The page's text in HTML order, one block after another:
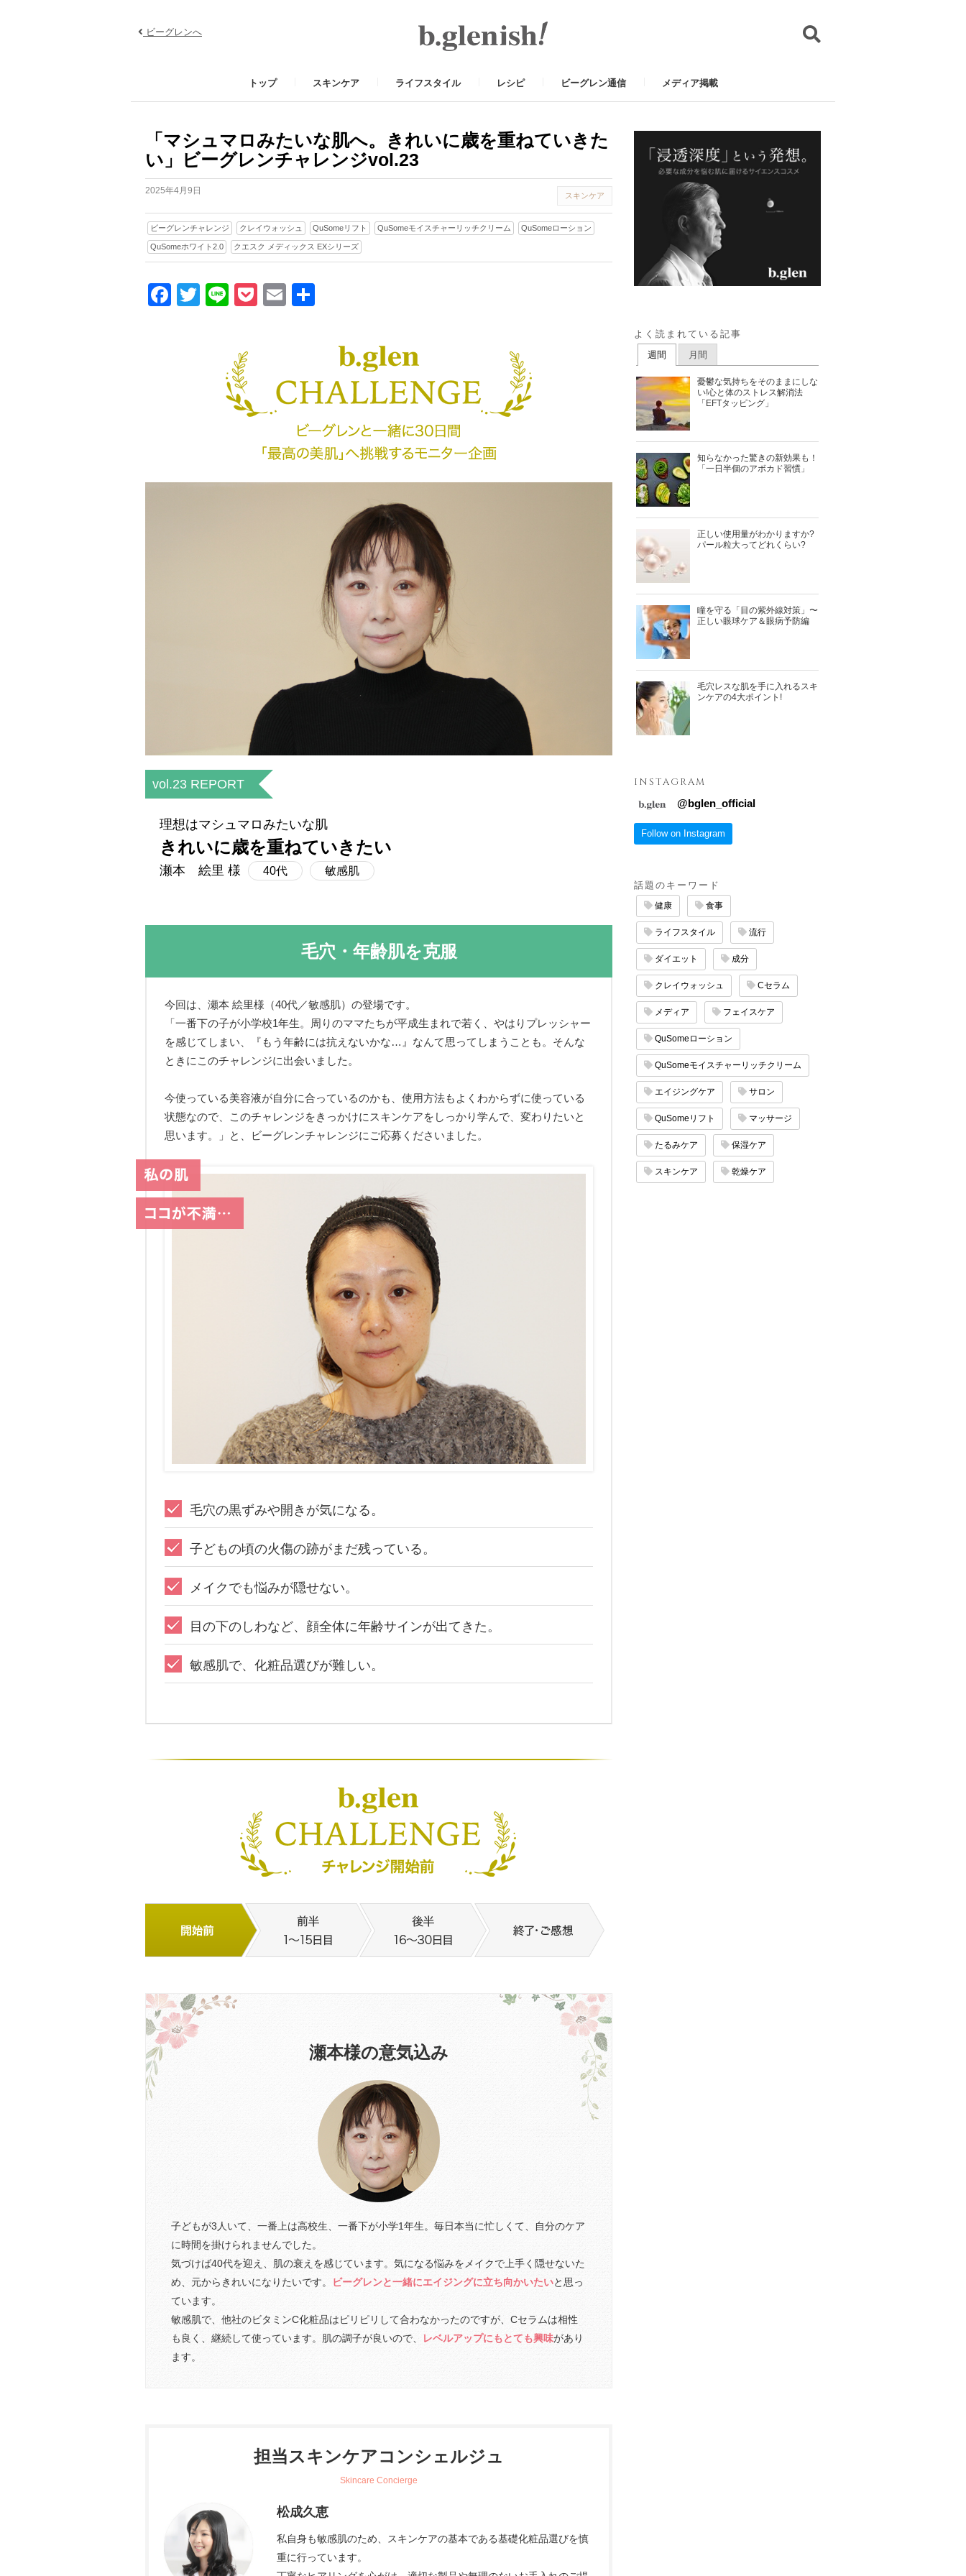
ビーグレンへ
トップ スキンケア ライフスタイル レシピ ビーグレン通信 メディア掲載
「マシュマロみたいな肌へ。きれいに歳を重ねていきた
い」ビーグレンチャレンジvol.23
2025年4月9日 スキンケア
ビーグレンチャレンジ クレイウォッシュ QuSomeリフト QuSomeモイスチャーリッチクリーム QuSomeローション
QuSomeホワイト2.0 クエスク メディックス EXシリーズ
Facebook
Twitter
LinePocket
Email
vol.23 REPORT
理想はマシュマロみたいな肌
きれいに歳を重ねていきたい
瀬本 絵里 様 40代 敏感肌
毛穴・年齢肌を克服
今回は、瀬本 絵里様（40代／敏感肌）の登場です。
「一番下の子が小学校1年生。周りのママたちが平成生まれで若く、やはりプレッシャー
を感じてしまい、『もう年齢には抗えないかな…』なんて思ってしまうことも。そんな
ときにこのチャレンジに出会いました。
今使っている美容液が自分に合っているのかも、使用方法もよくわからずに使っている
状態なので、このチャレンジをきっかけにスキンケアをしっかり学んで、変わりたいと
思います。」と、ビーグレンチャレンジにご応募くださいました。
毛穴の黒ずみや開きが気になる。
子どもの頃の火傷の跡がまだ残っている。
メイクでも悩みが隠せない。
目の下のしわなど、顔全体に年齢サインが出てきた。
敏感肌で、化粧品選びが難しい。
瀬本様の意気込み
子どもが3人いて、一番上は高校生、一番下が小学1年生。毎日本当に忙しくて、自分のケア
に時間を掛けられませんでした。
気づけば40代を迎え、肌の衰えを感じています。気になる悩みをメイクで上手く隠せないた
め、元からきれいになりたいです。
ビーグレンと一緒にエイジングに立ち向かいたいと思っ
ています。
敏感肌で、他社のビタミンC化粧品はピリピリして合わなかったのですが、Cセラムは相性
も良く、継続して使っています。肌の調子が良いので、
レベルアップにもとても興味があり
ます。
担当スキンケアコンシェルジュ
松成久恵
私自身も敏感肌のため、スキンケアの基本である基礎化粧品選びを慎
重に行っています。
よく読まれている記事
週間 月間
憂鬱な気持ちをそのままにしな
い!心と体のストレス解消法
「EFTタッピング」
知らなかった驚きの新効果も！
「一日半個のアボカド習慣」
正しい使用量がわかりますか?
パール粒大ってどれくらい?
瞳を守る「目の紫外線対策」〜
正しい眼球ケア＆眼病予防編
毛穴レスな肌を手に入れるスキ
ンケアの4大ポイント!
INSTAGRAM
@bglen_official
Follow on Instagram
話題のキーワード
健康 食事
ライフスタイル 流行
ダイエット 成分
クレイウォッシュ Cセラム
メディア フェイスケア
QuSomeローション
QuSomeモイスチャーリッチクリーム
エイジングケア サロン
QuSomeリフト マッサージ
たるみケア 保湿ケア
スキンケア 乾燥ケア